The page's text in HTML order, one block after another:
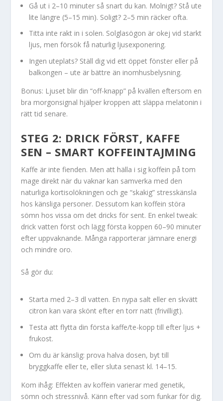
Gå ut i 2–10 minuter så snart du kan. Molnigt? Stå ute
lite längre (5–15 min). Soligt? 2–5 min räcker ofta.
Titta inte rakt in i solen. Solglasögon är okej vid starkt
ljus, men försök få naturlig ljusexponering.
Ingen uteplats? Ställ dig vid ett öppet fönster eller på
balkongen – ute är bättre än inomhusbelysning.
Bonus: Ljuset blir din “off-knapp” på kvällen eftersom en
bra morgonsignal hjälper kroppen att släppa melatonin i
rätt tid senare.
STEG 2: DRICK FÖRST, KAFFE
SEN – SMART KOFFEINTAJMING
Kaffe är inte fienden. Men att hälla i sig koffein på tom
mage direkt när du vaknar kan samverka med den
naturliga kortisolökningen och ge “skakig” stresskänsla
hos känsliga personer. Dessutom kan koffein störa
sömn hos vissa om det dricks för sent. En enkel tweak:
drick vatten först och lägg första koppen 60–90 minuter
efter uppvaknande. Många rapporterar jämnare energi
och mindre oro.
Så gör du:
Starta med 2–3 dl vatten. En nypa salt eller en skvätt
citron kan vara skönt efter en torr natt (frivilligt).
Testa att flytta din första kaffe/te-kopp till efter ljus +
frukost.
Om du är känslig: prova halva dosen, byt till
bryggkaffe eller te, eller sluta senast kl. 14–15.
Kom ihåg: Effekten av koffein varierar med genetik,
sömn och stressnivå. Känn efter vad som funkar för dig.